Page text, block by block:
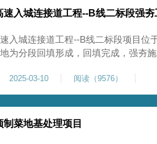
速入城连接道工程--B线二标段强夯
入城连接道工程--B线二标段项目位
为分段回填形成，回填完成，强夯
量，严格把控每标段施工区域的施
中我司严格按照设计规范
2025-03-10 阅读（9576）
菜地基处理项目